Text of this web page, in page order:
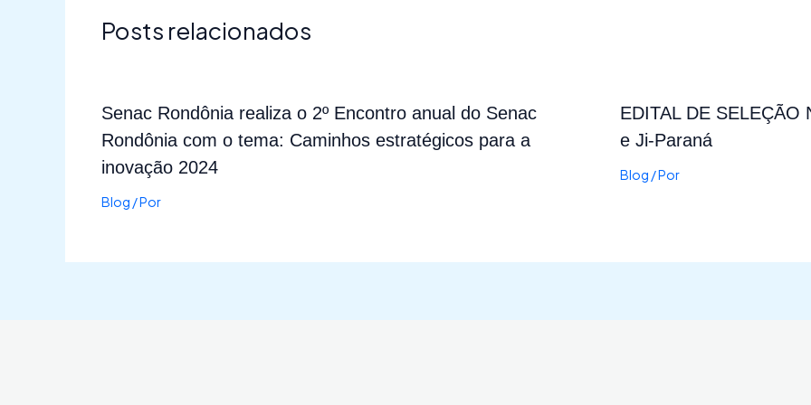
Posts relacionados
Senac Rondônia realiza o 2º Encontro anual do Senac
Rondônia com o tema: Caminhos estratégicos para a
inovação 2024
Blog / Por
EDITAL DE SELEÇÃO
e Ji-Paraná
Blog / Por